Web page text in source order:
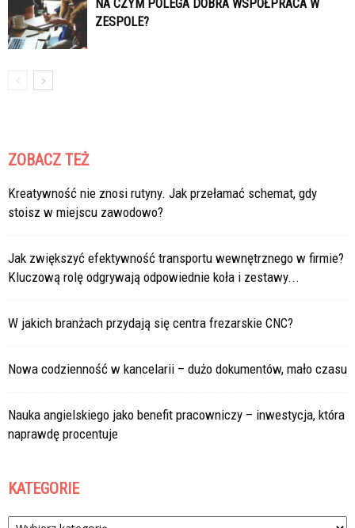
NA CZYM POLEGA DOBRA WSPÓŁPRACA W
ZESPOLE?
ZOBACZ TEŻ
Kreatywność nie znosi rutyny. Jak przełamać schemat, gdy
stoisz w miejscu zawodowo?
Jak zwiększyć efektywność transportu wewnętrznego w firmie?
Kluczową rolę odgrywają odpowiednie koła i zestawy...
W jakich branżach przydają się centra frezarskie CNC?
Nowa codzienność w kancelarii – dużo dokumentów, mało czasu
Nauka angielskiego jako benefit pracowniczy – inwestycja, która
naprawdę procentuje
KATEGORIE
Kategorie